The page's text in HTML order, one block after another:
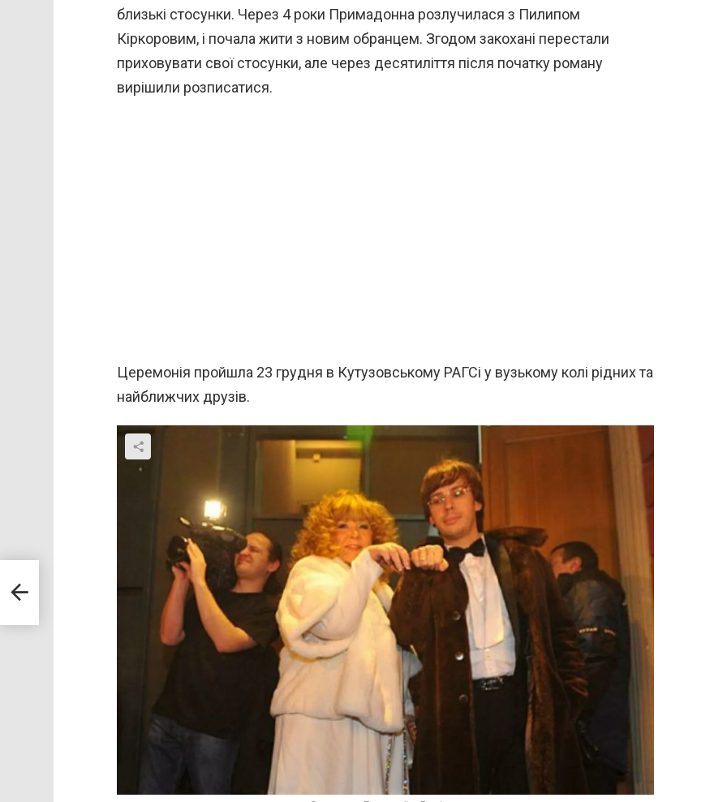
близькі стосунки. Через 4 роки Примадонна розлучилася з Пилипом
Кіркоровим, і почала жити з новим обранцем. Згодом закохані перестали
приховувати свої стосунки, але через десятиліття після початку роману
вирішили розписатися.
Церемонія пройшла 23 грудня в Кутузовському РАГСі у вузькому колі рідних та
найближчих друзів.